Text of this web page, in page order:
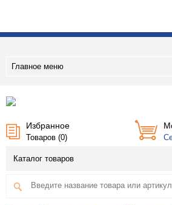
Главное меню
Избранное
Товаров (0)
Каталог товаров